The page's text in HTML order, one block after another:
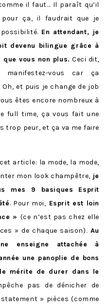
il faut… Il paraît qu’il
ça, il faudrait que je
En attendant, je
devenu bilingue grâce à
vous non plus. Ceci dit,
manifestez-vous car ça
et puis je change de job
êtes encore nombreux à
full time, ça vous fait une
trop peur, et ça va me faire
article: la mode, la mode,
mon look champêtre, je
mes 9 basiques Esprit
. Pour moi, Esprit est loin
» (ce n’est pas chez elle
» de chaque saison). Au
enseigne attachée à
une panoplie de bons
mérite de durer dans le
pas de dénicher de
» pièces (comme